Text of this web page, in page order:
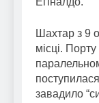
Шахтар з 9
місці.
завадило